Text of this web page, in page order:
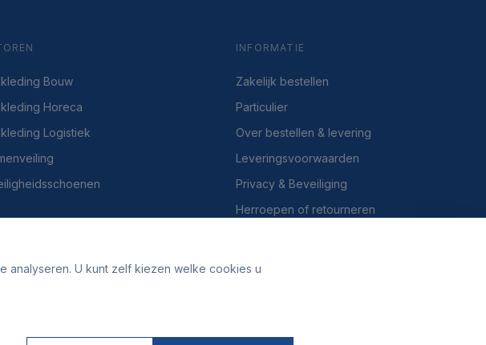
Bouw
Horeca
Logistiek
INFORMATIE
Zakelijk bestellen
Particulier
Over bestellen & levering
Leveringsvoorwaarden
Privacy & Beveiliging
Herroepen of retourneren
analyseren. U kunt zelf kiezen welke cookies u